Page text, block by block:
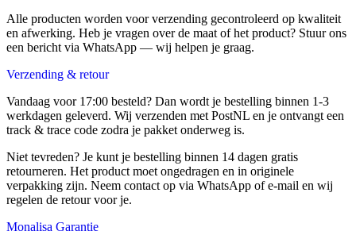
Alle producten worden voor verzending gecontroleerd op kwaliteit
en afwerking. Heb je vragen over de maat of het product? Stuur ons
een bericht via WhatsApp — wij helpen je graag.
Verzending & retour
Vandaag voor 17:00 besteld? Dan wordt je bestelling binnen 1-3
werkdagen geleverd. Wij verzenden met PostNL en je ontvangt een
track & trace code zodra je pakket onderweg is.
Niet tevreden? Je kunt je bestelling binnen 14 dagen gratis
retourneren. Het product moet ongedragen en in originele
verpakking zijn. Neem contact op via WhatsApp of e-mail en wij
regelen de retour voor je.
Monalisa Garantie